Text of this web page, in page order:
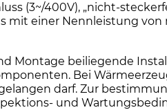
(3~/400V), „nicht-
einer Nennleistung von
Montage beiliegende
Bei
darf. Zur
und